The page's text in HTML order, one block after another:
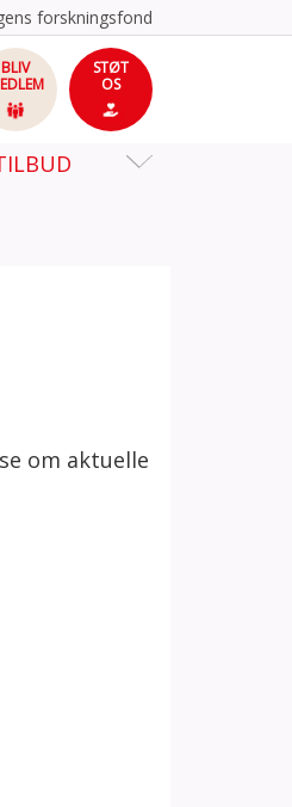
forskningsfond
BLIV
STØT
OS
om aktuelle